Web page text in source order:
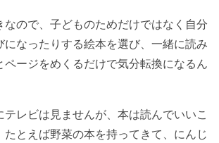
なので、子どものためだけではなく自分
になったりする絵本を選び、一緒に読み
ページをめくるだけで気分転換になるん
レビは見ませんが、本は読んでいいこ
たとえば野菜の本を持ってきて、にんじ